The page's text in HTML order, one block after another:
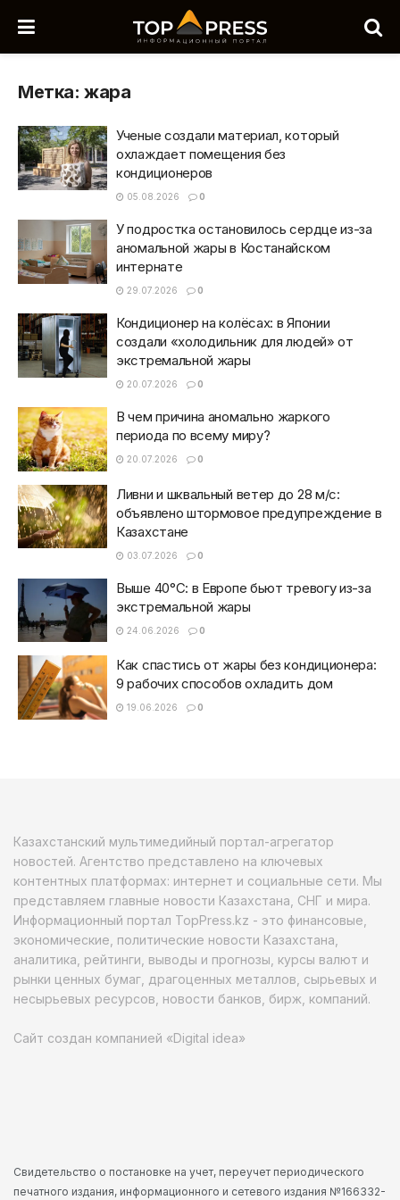
Метка:жара
Ученые создали материал, который
охлаждает помещения без
кондиционеров
05.08.2026 0
У подростка остановилось сердце из-за
аномальной жары в Костанайском
интернате
29.07.2026 0
Кондиционер на колёсах: в Японии
создали «холодильник для людей» от
экстремальной жары
20.07.2026 0
В чем причина аномально жаркого
периода по всему миру?
20.07.2026 0
Ливни и шквальный ветер до 28 м/с:
объявлено штормовое предупреждение в
Казахстане
03.07.2026 0
Выше 40°C: в Европе бьют тревогу из-за
экстремальной жары
24.06.2026 0
Как спастись от жары без кондиционера:
9 рабочих способов охладить дом
19.06.2026 0
Казахстанский мультимедийный портал-агрегатор
новостей. Агентство представлено на ключевых
контентных платформах: интернет и социальные сети. Мы
представляем главные новости Казахстана, СНГ и мира.
Информационный портал TopPress.kz - это финансовые,
экономические, политические новости Казахстана,
аналитика, рейтинги, выводы и прогнозы, курсы валют и
рынки ценных бумаг, драгоценных металлов, сырьевых и
несырьевых ресурсов, новости банков, бирж, компаний.
Сайт создан компанией «Digital idea»
Свидетельство о постановке на учет, переучет периодического
печатного издания, информационного и сетевого издания №166332-